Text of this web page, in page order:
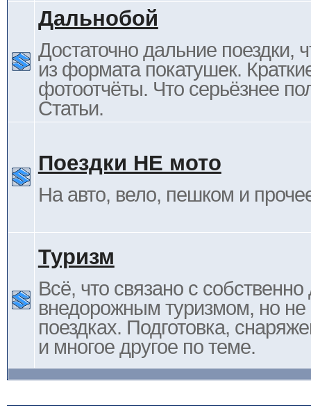
Дальнобой
Достаточно дальние поездки,
из формата покатушек.
фотоотчёты. Что серьёзнее
Статьи.
Поездки НЕ мото
На авто, вело, пешком и
Туризм
Всё, что связано с
внедорожным туризмом, но не
поездках. Подготовка,
и многое другое по теме.